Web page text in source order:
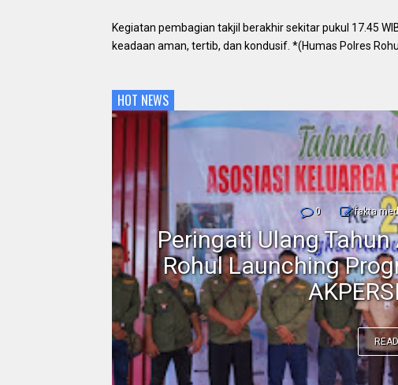
Kegiatan pembagian takjil berakhir sekitar pukul 17.45
keadaan aman, tertib, dan kondusif. *(Humas Polres
HOT NEWS
0 fakta
Peringati Ulang Tahun
Rohul Launching